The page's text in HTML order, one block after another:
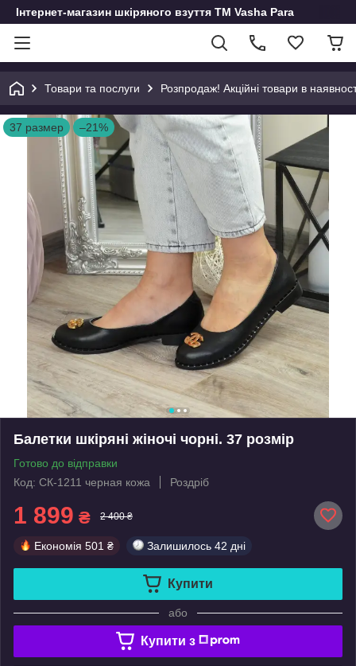
Інтернет-магазин шкіряного взуття ТМ Vasha Para
Товари та послуги Розпродаж! Акційні товари в
37 размер –21%
Балетки шкіряні жіночі чорні. 37 розмір
Готово до відправки
Код: СК-1211 черная кожа
Роздріб
1 899 ₴ 2 400 ₴
Економія 501 ₴ Залишилось 42 дні
Купити
або
Купити з